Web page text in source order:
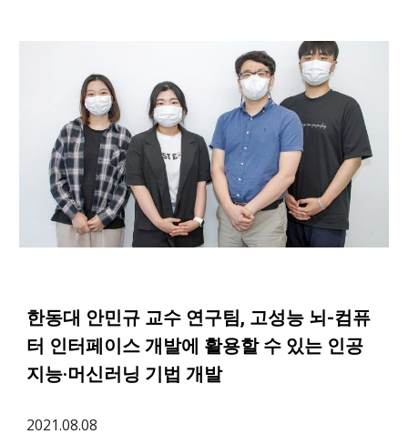
한동대 안민규 교수 연구팀, 고성능 뇌-컴퓨
터 인터페이스 개발에 활용할 수 있는 인공
지능·머신러닝 기법 개발
2021.08.08